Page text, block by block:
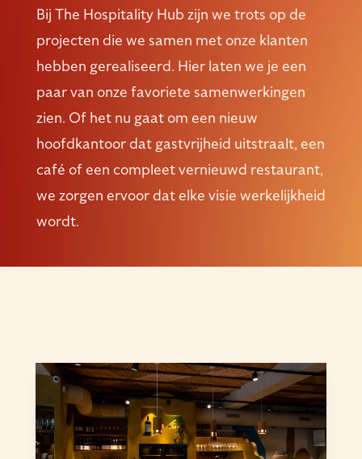
Bij The Hospitality Hub zijn we trots op de
projecten die we samen met onze klanten
hebben gerealiseerd. Hier laten we je een
paar van onze favoriete samenwerkingen
zien. Of het nu gaat om een nieuw
hoofdkantoor dat gastvrijheid uitstraalt, een
café of een compleet vernieuwd restaurant,
we zorgen ervoor dat elke visie werkelijkheid
wordt.